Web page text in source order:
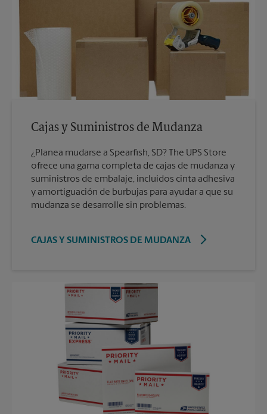
Cajas y Suministros de Mudanza
¿Planea mudarse a Spearfish, SD? The UPS Store
ofrece una gama completa de cajas de mudanza y
suministros de embalaje, incluidos cinta adhesiva
y amortiguación de burbujas para ayudar a que su
mudanza se desarrolle sin problemas.
CAJAS Y SUMINISTROS DE MUDANZA